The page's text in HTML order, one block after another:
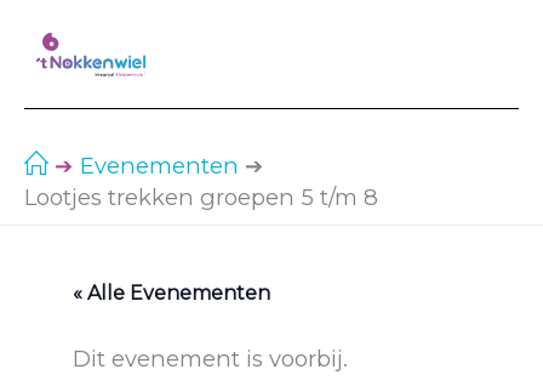
naar
Evenementen
Lootjes trekken groepen 5 t/m 8
« Alle Evenementen
Dit evenement is voorbij.